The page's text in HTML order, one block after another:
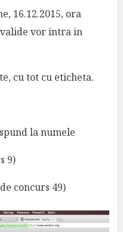
16.12.2015, ora
vor intra in
cu tot cu eticheta.
la numele
9)
concurs 49)